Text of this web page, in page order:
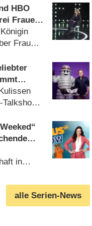
HBO
Frauen
Anne
Frauen
in
alle Serien-News